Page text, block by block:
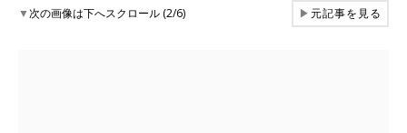
▼次の画像は下へスクロール (2/6) ▶元記事を見る